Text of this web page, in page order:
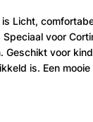
Licht,
voor
voor
is. Een